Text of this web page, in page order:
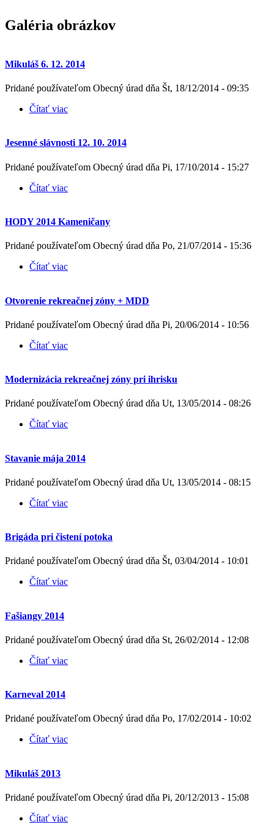
Galéria obrázkov
Mikuláš 6. 12. 2014
Pridané používateľom Obecný úrad dňa Št, 18/12/2014 - 09:35
Čítať viac
Jesenné slávnosti 12. 10. 2014
Pridané používateľom Obecný úrad dňa Pi, 17/10/2014 - 15:27
Čítať viac
HODY 2014 Kameničany
Pridané používateľom Obecný úrad dňa Po, 21/07/2014 - 15:36
Čítať viac
Otvorenie rekreačnej zóny + MDD
Pridané používateľom Obecný úrad dňa Pi, 20/06/2014 - 10:56
Čítať viac
Modernizácia rekreačnej zóny pri ihrisku
Pridané používateľom Obecný úrad dňa Ut, 13/05/2014 - 08:26
Čítať viac
Stavanie mája 2014
Pridané používateľom Obecný úrad dňa Ut, 13/05/2014 - 08:15
Čítať viac
Brigáda pri čistení potoka
Pridané používateľom Obecný úrad dňa Št, 03/04/2014 - 10:01
Čítať viac
Fašiangy 2014
Pridané používateľom Obecný úrad dňa St, 26/02/2014 - 12:08
Čítať viac
Karneval 2014
Pridané používateľom Obecný úrad dňa Po, 17/02/2014 - 10:02
Čítať viac
Mikuláš 2013
Pridané používateľom Obecný úrad dňa Pi, 20/12/2013 - 15:08
Čítať viac